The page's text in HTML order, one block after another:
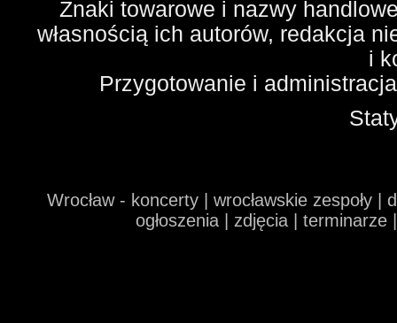
Znaki towarowe i nazwy
własnością ich autorów, redakcja
i
Przygotowanie i
Wrocław - koncerty | wrocławskie zespoły
ogłoszenia | zdjęcia |